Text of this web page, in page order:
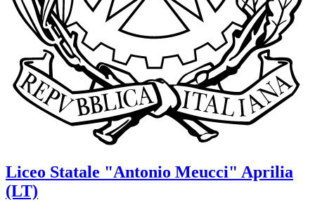
Liceo Statale "Antonio Meucci" Aprilia
(LT)